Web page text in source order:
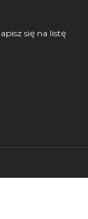
się na listę